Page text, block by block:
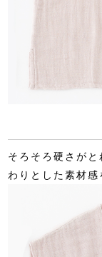
そろそろ硬さが
わりとした素材感